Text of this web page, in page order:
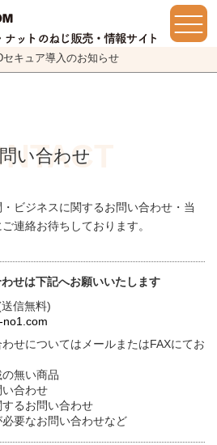
セキュア導入のお知らせ
い合わせ
ビジネスに関するお問い合わせ・当
連絡お待ちしております。
せは下記へお願いいたします
信無料)
no1.com
せについてはメールまたはFAXにてお
の無い商品
い合わせ
するお問い合わせ
必要なお問い合わせなど